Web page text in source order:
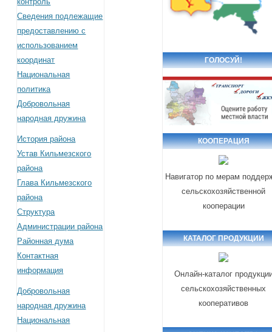
Сведения подлежащие
предоставлению с
использованием
координат
Национальная
политика
Добровольная
народная дружина
История района
Устав Кильмезского
района
Глава Кильмезского
района
Структура
Администрации района
Районная дума
Контактная
информация
Добровольная
народная дружина
Национальная
ГОЛОСУЙ!
КООПЕРАЦИЯ
Навигатор по мерам
сельскохозяйственной
кооперации
КАТАЛОГ ПРОДУКЦИИ
Онлайн-каталог
сельскохозяйственных
кооперативов